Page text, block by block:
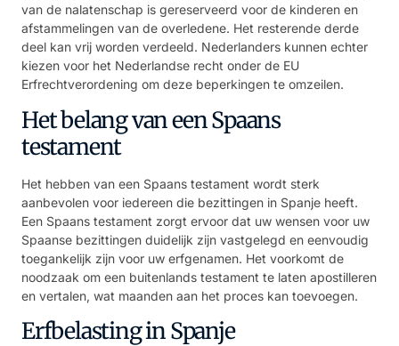
van de nalatenschap is gereserveerd voor de kinderen en
afstammelingen van de overledene. Het resterende derde
deel kan vrij worden verdeeld. Nederlanders kunnen echter
kiezen voor het Nederlandse recht onder de EU
Erfrechtverordening om deze beperkingen te omzeilen.
Het belang van een Spaans
testament
Het hebben van een Spaans testament wordt sterk
aanbevolen voor iedereen die bezittingen in Spanje heeft.
Een Spaans testament zorgt ervoor dat uw wensen voor uw
Spaanse bezittingen duidelijk zijn vastgelegd en eenvoudig
toegankelijk zijn voor uw erfgenamen. Het voorkomt de
noodzaak om een buitenlands testament te laten apostilleren
en vertalen, wat maanden aan het proces kan toevoegen.
Erfbelasting in Spanje